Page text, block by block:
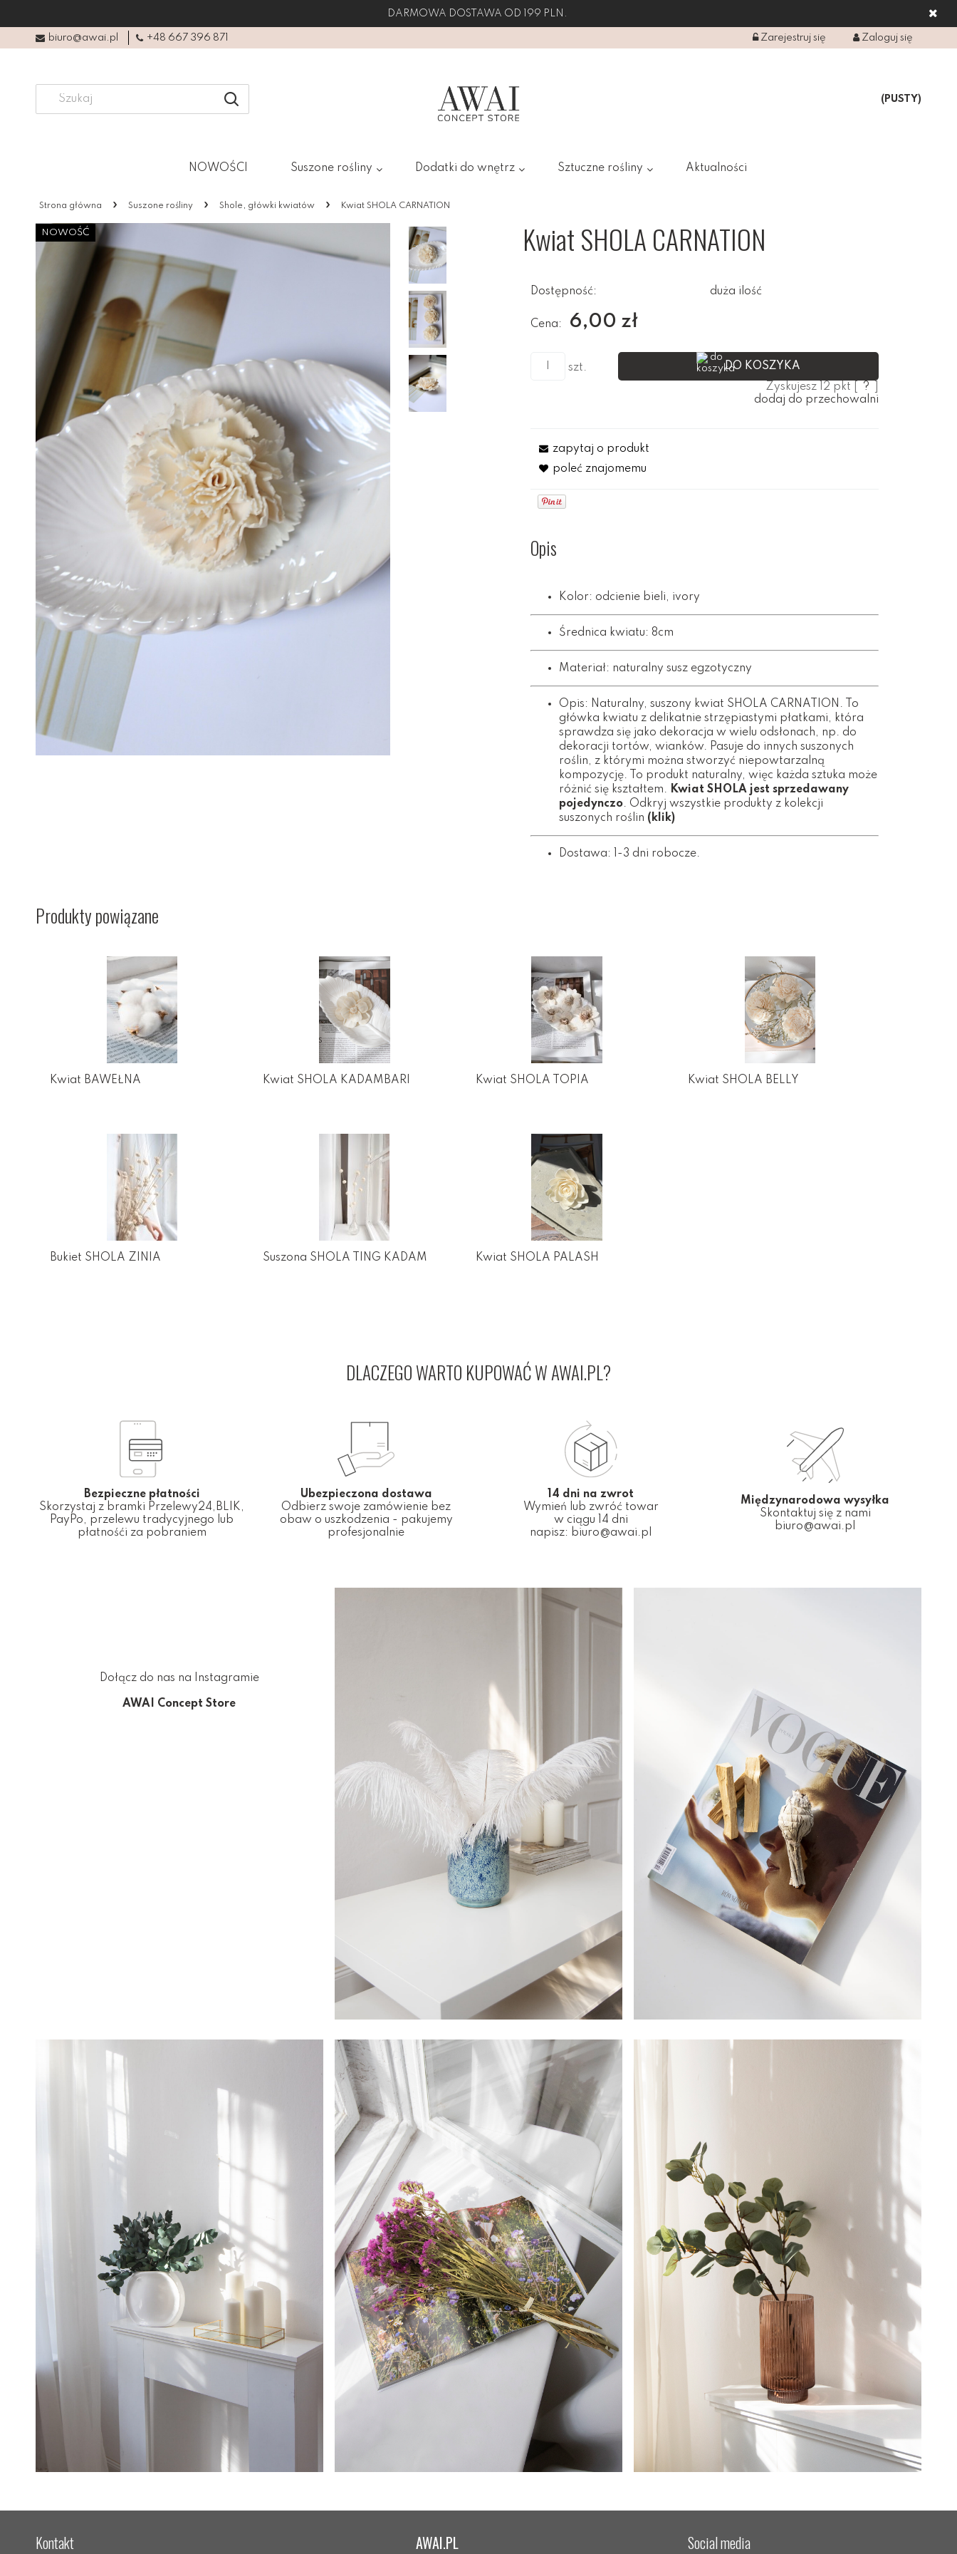
DARMOWA DOSTAWA OD 199 PLN.
biuro@awai.pl +48 667 396 871 Zarejestruj się Zaloguj się
(PUSTY)
NOWOŚCI Suszone rośliny Dodatki do wnętrz Sztuczne rośliny Aktualności
Strona główna » Suszone rośliny » Shole, główki kwiatów » Kwiat SHOLA CARNATION
Kwiat SHOLA CARNATION
NOWOŚĆ
Dostępność: duża ilość
Cena: 6,00 zł
szt.
DO KOSZYKA
Zyskujesz
12 pkt [ ?
dodaj do przechowalni
zapytaj o produkt
poleć znajomemu
Opis
Kolor: odcienie bieli, ivory
Średnica kwiatu: 8cm
Materiał: naturalny susz egzotyczny
Opis: Naturalny, suszony kwiat SHOLA CARNATION. To
główka kwiatu z delikatnie strzępiastymi płatkami, która
sprawdza się jako dekoracja w wielu odsłonach, np. do
dekoracji tortów, wianków. Pasuje do innych suszonych
roślin, z którymi można stworzyć niepowtarzalną
kompozycję. To produkt naturalny, więc każda sztuka może
różnić się kształtem. Kwiat SHOLA jest sprzedawany
pojedynczo. Odkryj wszystkie produkty z kolekcji
suszonych roślin (klik)
Dostawa: 1-3 dni robocze.
Produkty powiązane
Kwiat BAWEŁNA Kwiat SHOLA KADAMBARI Kwiat SHOLA TOPIA Kwiat SHOLA BELLY
Bukiet SHOLA ZINIA Suszona SHOLA TING KADAM Kwiat SHOLA PALASH
DLACZEGO WARTO KUPOWAĆ W AWAI.PL?
Bezpieczne płatności
Skorzystaj z bramki Przelewy24,BLIK,
PayPo, przelewu tradycyjnego lub
płatnośći za pobraniem
Ubezpieczona dostawa
Odbierz swoje zamówienie bez
obaw o uszkodzenia - pakujemy
profesjonalnie
14 dni na zwrot
Wymień lub zwróć towar
w ciągu 14 dni
napisz: biuro@awai.pl
Międzynarodowa wysyłka
Skontaktuj się z nami
biuro@awai.pl
Dołącz do nas na Instagramie
AWAI Concept Store
Kontakt AWAI.PL Social media